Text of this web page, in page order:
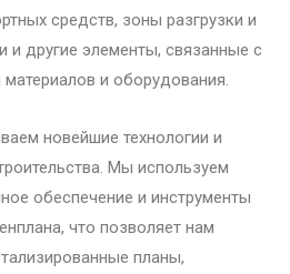
средств, зоны разгрузки и
и другие элементы, связанные с
материалов и оборудования.
новейшие технологии и
Мы используем
обеспечение и инструменты
что позволяет нам
планы,